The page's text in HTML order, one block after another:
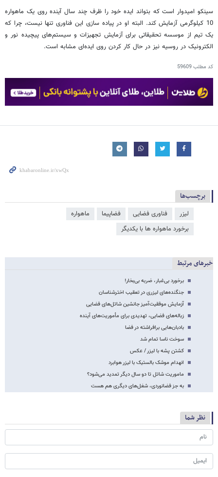
سینکو امیدوار است که بتواند ایده خود را ظرف چند سال آینده روی یک ماهواره
10 کیلوگرمی آزمایش کند. البته او در پیاده سازی این فناوری تنها نیست، چرا که
یک تیم از موسسه تحقیقاتی برای آزمایش تجهیزات و سیستم‌های پیچیده نور و
الکترونیک در روسیه نیز در حال کار کردن روی ایده‌ای مشابه است.
کد مطلب59609
برچسب‌ها
لیزر فناوری فضایی فضاپیما
ماهواره
برخورد ماهواره ها با یکدیگر
خبرهای مرتبط
برخورد بی‌غبار، ضربه بی‌بخار!
جنگنده‌های لیزری در تعقیب اختر‌شناسان
آزمایش موفقیت‌آمیز جانشین شاتل‌های فضایی
زباله‌های فضایی، تهدیدی برای مأموریت‌های آینده
بادبان‌هایی برافراشته در فضا
سوخت ناسا تمام شد
کشتن پشه با لیزر / عکس
انهدام موشک بالستیک با لیزر هوابرد
ماموریت شاتل تا دو سال دیگر تمدید می‌شود؟
به جز فضانوردی، شغل‌های دیگری هم هست
نظر شما